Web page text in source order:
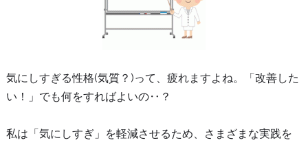
気にしすぎる性格(気質？)って、疲れますよね。「改善した
い！」でも何をすればよいの‥？
私は「気にしすぎ」を軽減させるため、さまざまな実践を